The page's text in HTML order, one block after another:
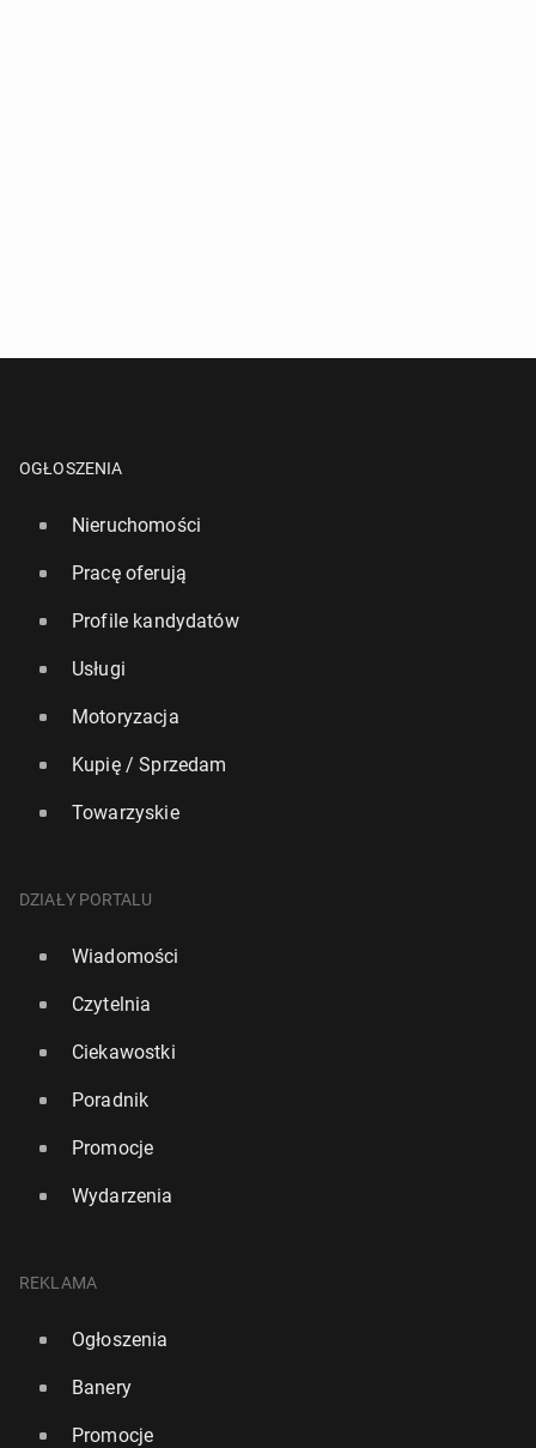
OGŁOSZENIA
Nieruchomości
Pracę oferują
Profile kandydatów
Usługi
Motoryzacja
Kupię / Sprzedam
Towarzyskie
DZIAŁY PORTALU
Wiadomości
Czytelnia
Ciekawostki
Poradnik
Promocje
Wydarzenia
REKLAMA
Ogłoszenia
Banery
Promocje